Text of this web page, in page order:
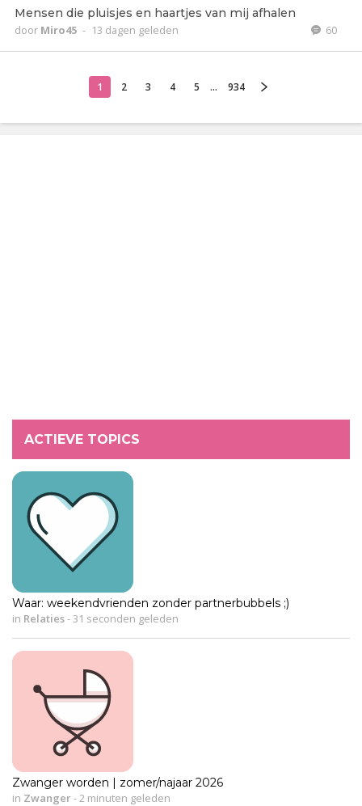
Mensen die pluisjes en haartjes van mij afhalen
door Miro45 - 13 dagen geleden 60
1 2 3 4 5 ... 934
ACTIEVE TOPICS
Waar: weekendvrienden zonder partnerbubbels ;)
in Relaties- 31 seconden geleden
Zwanger worden | zomer/najaar 2026
in Zwanger- 2 minuten geleden